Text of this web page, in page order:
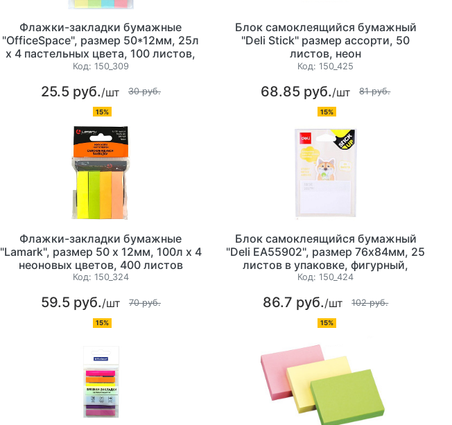
Флажки-закладки бумажные
"OfficeSpace", размер 50*12мм, 25л
х 4 пастельных цвета, 100 листов,
европодвес
Код: 150_309
25.5 руб./шт 30 руб.
15%
Блок самоклеящийся бумажный
"Deli Stick" размер ассорти, 50
листов, неон
Код:150_425
68.85 руб./шт 81 руб.
15%
Флажки-закладки бумажные
"Lamark", размер 50 х 12мм, 100л х 4
неоновых цветов, 400 листов
Код: 150_324
59.5 руб./шт 70 руб.
15%
Блок самоклеящийся бумажный
"Deli EA55902", размер 76x84мм, 25
листов в упаковке, фигурный,
ассорти
Код:150_424
86.7 руб./шт 102 руб.
15%